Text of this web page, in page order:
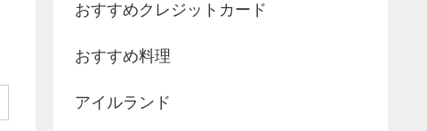
おすすめクレジットカード
おすすめ料理
アイルランド